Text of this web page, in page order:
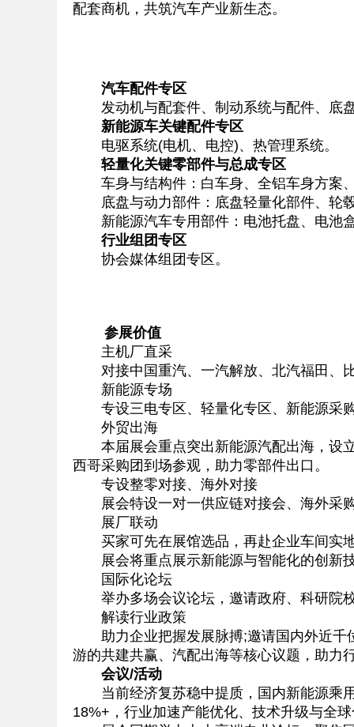
配套商机，共筑汽车产业新生态。
汽车配件专区
发动机与配套件、制动系统与配件、底
新能源车关键配件专区
电驱系统(电机、电控)、热管理系统。
轻量化关键零部件与总成专区
车身与结构件：白车身、全铝车身方案
底盘与动力部件：底盘轻量化部件、轮
新能源汽车专用部件：电池托盘、电池
行业组团专区
协会媒体组团专区。
参展价值
主机厂直采
对接中国重汽、一汽解放、北汽福田、比
新能源专场
专设三电专区、轻量化专区、新能源采
外贸出海
本届展会重点突出新能源汽配出海，设立
西哥采购团到场参观，助力零部件出口。
专设整零对接、海外对接
展会特设一对一供应链对接会、海外采购
展厂联动
买家可先在展馆选品，再赴企业车间实
展会将重点展示新能源与智能化的创新
国际化论坛
举办多场会议论坛，邀请政府、科研院
解读行业政策
助力企业把握发展脉搏;邀请国内外近千
游的共建共赢、汽配出海等核心议题，助力
会议/活动
当前经济复苏稳中提质，国内新能源乘用
18%+，行业加速产能优化、技术升级与全